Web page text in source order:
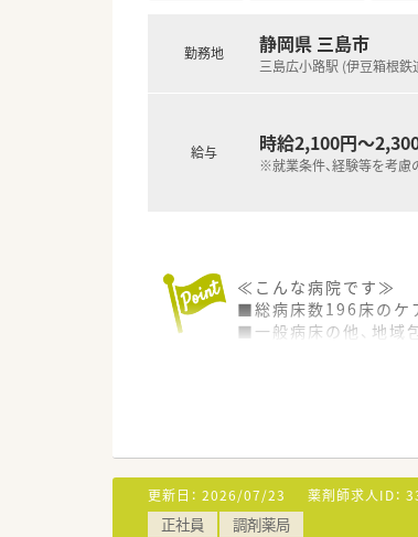
勤務地 静岡県 三島市
三島広小路駅 (伊豆箱根鉄
給与 時給2,100円～
※就業条件、経験等を考慮
≪こんな病院です≫
■総病床数196床のケ
■一般病床の他、地域
■2017年に新病棟が
■入院患者様の調剤
■注射セットまで（混
■医薬品管理、医薬品
■持参薬管理
更新日： 2026/07/23 薬剤師求人ID：
正社員 調剤薬局